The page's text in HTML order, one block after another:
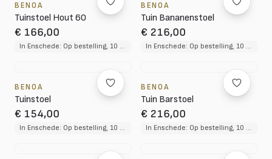
BENOA
Tuinstoel Hout 60
€ 166,00
In Enschede: Op bestelling, 10 tot 12 weken levertijd
BENOA
Tuin Bananenstoel
€ 216,00
In Enschede: Op bestelling, 10 tot 12 weken levertijd
BENOA
Tuinstoel
€ 154,00
In Enschede: Op bestelling, 10 tot 12 weken levertijd
BENOA
Tuin Barstoel
€ 216,00
In Enschede: Op bestelling, 10 tot 12 weken levertijd